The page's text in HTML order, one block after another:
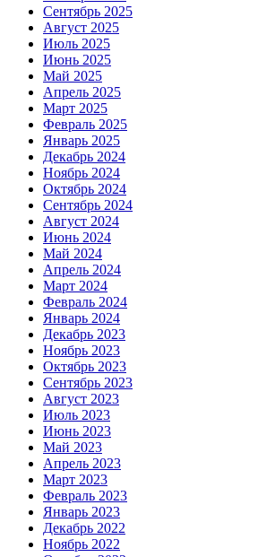
Сентябрь 2025
Август 2025
Июль 2025
Июнь 2025
Май 2025
Апрель 2025
Март 2025
Февраль 2025
Январь 2025
Декабрь 2024
Ноябрь 2024
Октябрь 2024
Сентябрь 2024
Август 2024
Июнь 2024
Май 2024
Апрель 2024
Март 2024
Февраль 2024
Январь 2024
Декабрь 2023
Ноябрь 2023
Октябрь 2023
Сентябрь 2023
Август 2023
Июль 2023
Июнь 2023
Май 2023
Апрель 2023
Март 2023
Февраль 2023
Январь 2023
Декабрь 2022
Ноябрь 2022